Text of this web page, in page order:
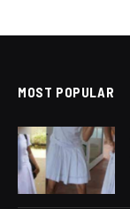
MOST POPULAR